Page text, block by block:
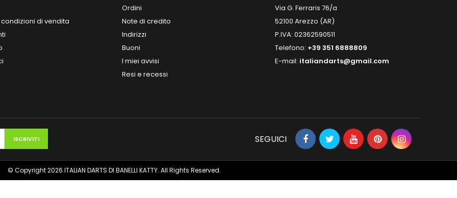
di vendita
Ordini
Note di credito
Indirizzi
Buoni
I miei avvisi
Resi e recessi
Via G. Ferraris 76/a
52100 Arezzo (AR)
P.IVA: 02362590511
Telefono: +39 351 6888809
E-mail: italiandarts@gmail.com
SEGUICI
© Copyright 2026 ITALIAN DARTS DI BANELLI KATTY. All Rights Reserved.